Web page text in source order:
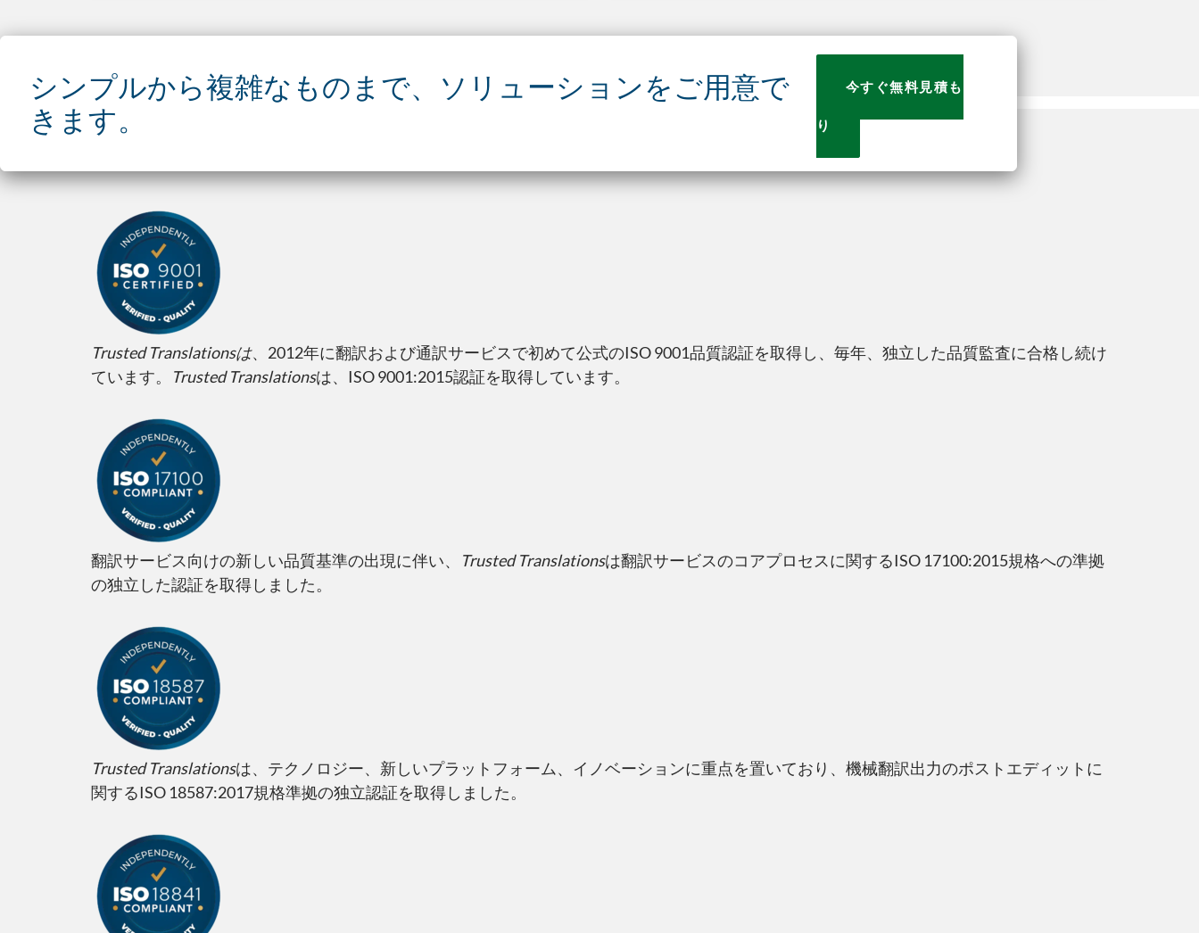
シンプルから複雑なものまで、ソリューションをご用意で
きます。
今すぐ無料見積も
り
Trusted Translationsは、2012年に翻訳および通訳サービスで初めて公式のISO 9001品質認証を取得し、毎年、独立した品質監査に合格し続け
ています。
Trusted Translationsは、ISO 9001:2015認証を取得しています。
翻訳サービス向けの新しい品質基準の出現に伴い、 Trusted Translationsは翻訳サービスのコアプロセスに関するISO 17100:2015規格への準拠
の独立した認証を取得しました。
Trusted Translationsは、テクノロジー、新しいプラットフォーム、イノベーションに重点を置いており、機械翻訳出力のポストエディットに
関するISO 18587:2017規格準拠の独立認証を取得しました。